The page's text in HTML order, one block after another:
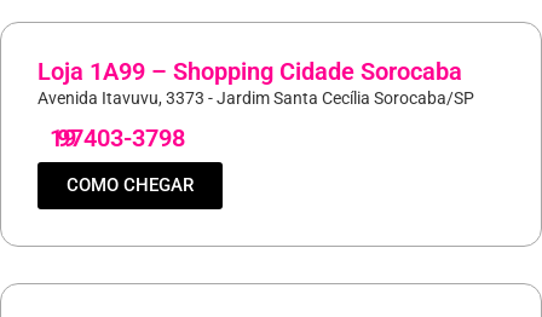
Loja 1A99 – Shopping Cidade Sorocaba
Avenida Itavuvu, 3373 - Jardim Santa Cecília Sorocaba/SP
19
97403-3798
COMO CHEGAR